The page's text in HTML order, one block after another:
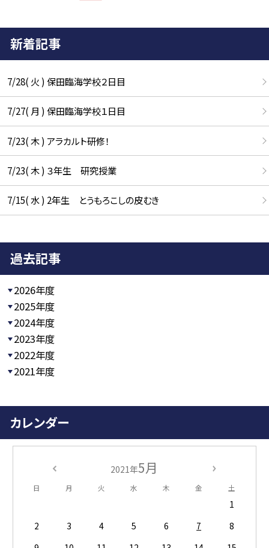
新着記事
7/28( 火 ) 保田臨海学校２日目
7/27( 月 ) 保田臨海学校１日目
7/23( 木 ) アラカルト研修！
7/23( 木 ) ３年生 研究授業
7/15( 水 ) 2年生 とうもろこしの皮むき
過去記事
2026年度
2025年度
2024年度
2023年度
2022年度
2021年度
カレンダー
2021年5月
日 月 火 水 木 金 土
1
2
3 4 5 6 7
8